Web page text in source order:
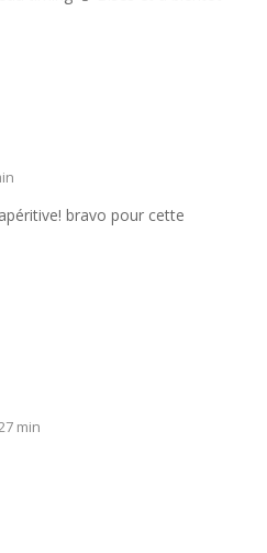
bravo pour cette
min